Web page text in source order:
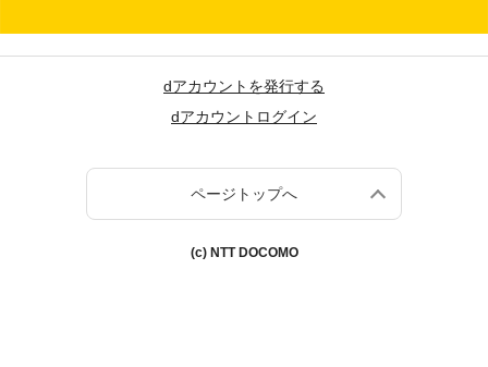
dアカウントを発行する
dアカウントログイン
ページトップへ
(c) NTT DOCOMO